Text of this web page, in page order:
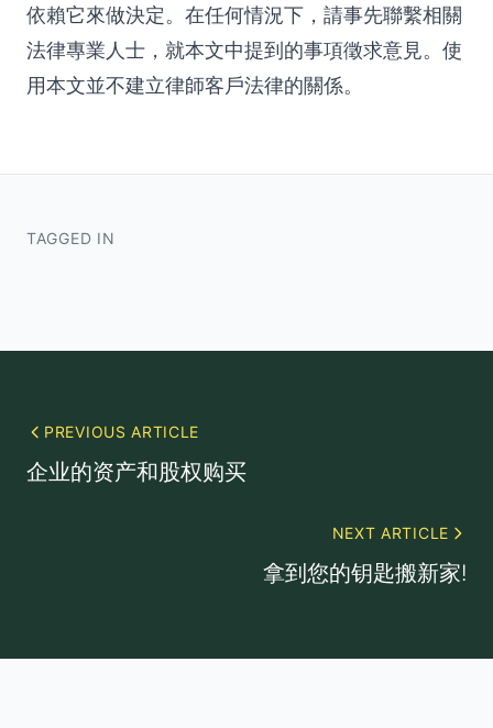
依賴它來做決定。在任何情況下，請事先聯繫相關
法律專業人士，就本文中提到的事項徵求意見。使
用本文並不建立律師客戶法律的關係。
TAGGED IN
PREVIOUS ARTICLE
企业的资产和股权购买
NEXT ARTICLE
拿到您的钥匙搬新家!